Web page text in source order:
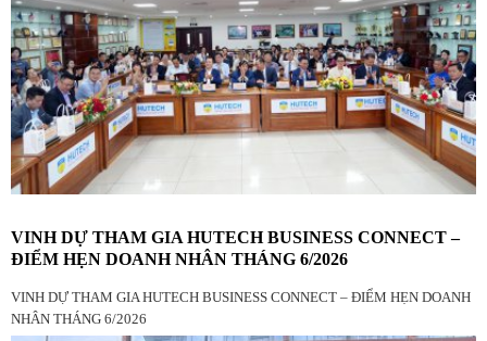
VINH DỰ THAM GIA HUTECH BUSINESS CONNECT –
ĐIỂM HẸN DOANH NHÂN THÁNG 6/2026
VINH DỰ THAM GIA HUTECH BUSINESS CONNECT – ĐIỂM HẸN DOANH
NHÂN THÁNG 6/2026